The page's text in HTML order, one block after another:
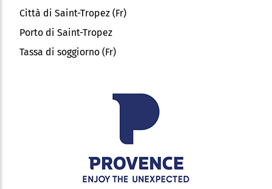
Città di Saint-Tropez (Fr)
Porto di Saint-Tropez
Tassa di soggiorno (Fr)